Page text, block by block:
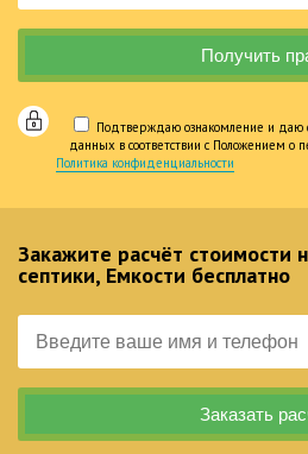
Подтверждаю ознакомление и даю
данных в соответствии с Положением о
Политика конфиденциальности
Закажите расчёт стоимости
септики, Емкости бесплатно